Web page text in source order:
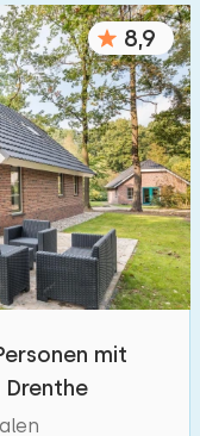
0
1
0
6
0
8,9
mit
Drenthe